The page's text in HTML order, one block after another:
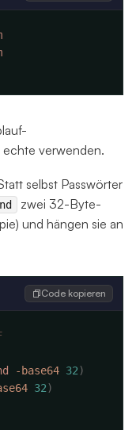
verwenden.
selbst Passwörter
zwei 32-Byte-
und hängen sie an
Code kopieren
-base64 32
32